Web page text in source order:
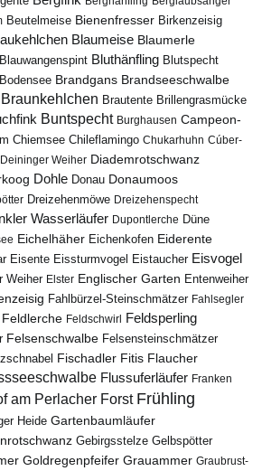
Beutelmeise Bienenfresser Birkenzeisig
Blaumeise Blaumerle
Blauwangenspint Bluthänfling Blutspecht
Bodensee Brandgans Brandseeschwalbe
Braunkehlchen Brautente Brillengrasmücke
Buntspecht Burghausen Campeon-
Chiemsee Chileflamingo Chukarhuhn Cúber-
Deininger Weiher Diademrotschwanz
Dohle Donau Donaumoos
Dreizehenmöwe Dreizehenspecht
Wasserläufer Dupontlerche Düne
Eichelhäher Eichenkofen Eiderente
Eisente Eissturmvogel Eistaucher Eisvogel
Weiher Elster Englischer Garten Entenweiher
Fahlbürzel-Steinschmätzer Fahlsegler
Feldlerche Feldschwirl Feldsperling
Felsenschwalbe Felsensteinschmätzer
Fischadler Fitis Flaucher
Flussuferläufer Franken
am Perlacher Forst Frühling
Heide Gartenbaumläufer
Gebirgsstelze Gelbspötter
Goldregenpfeifer Grauammer Graubrust-